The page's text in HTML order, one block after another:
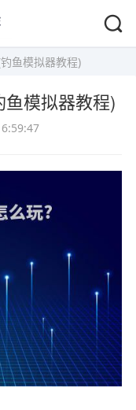
鱼模拟器教程)
模拟器教程)